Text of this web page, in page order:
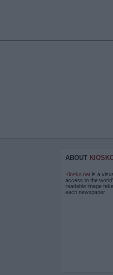
ABOUT
Kiosko.net is a
access to the
readable image
each newspaper.